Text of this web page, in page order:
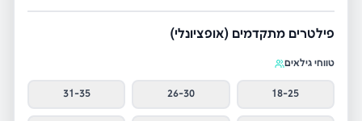
פילטרים מתקדמים (אופציונלי)
טווחי גילאים
18-25
26-30
31-35